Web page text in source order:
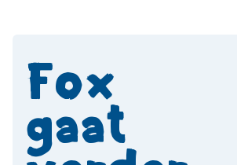
Fox
gaat